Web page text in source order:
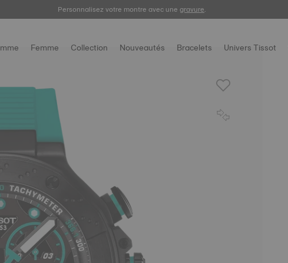
Personnalisez votre montre avec une gravure.
Enregistrez votre montre
Femme Collection Nouveautés Bracelets Univers Tissot